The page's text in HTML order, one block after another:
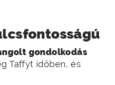
gondolkodás
Taffyt időben, és